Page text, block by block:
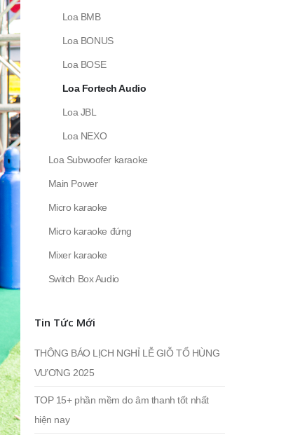
Loa BMB
Loa BONUS
Loa BOSE
Loa Fortech Audio
Loa JBL
Loa NEXO
Loa Subwoofer karaoke
Main Power
Micro karaoke
Micro karaoke đứng
Mixer karaoke
Switch Box Audio
Tin Tức Mới
THÔNG BÁO LỊCH NGHỈ LỄ GIỖ TỔ HÙNG
VƯƠNG 2025
TOP 15+ phần mềm do âm thanh tốt nhất
hiện nay